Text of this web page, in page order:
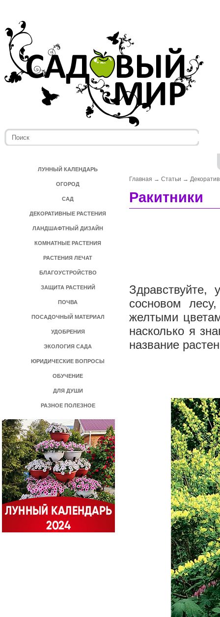
ЛУННЫЙ КАЛЕНДАРЬ
ОГОРОД
САД
ДЕКОРАТИВНЫЕ РАСТЕНИЯ
ЛАНДШАФТНЫЙ ДИЗАЙН
КОМНАТНЫЕ РАСТЕНИЯ
РАСТЕНИЯ ЛЕЧАТ
БЛАГОУСТРОЙСТВО
ЗАЩИТА РАСТЕНИЙ
ПОЧВА
ПОСАДОЧНЫЙ МАТЕРИАЛ
УДОБРЕНИЯ
ЭКОЛОГИЯ САДА
ЮРИДИЧЕСКИЕ ВОПРОСЫ
ОБУЧЕНИЕ
ДЛЯ ДУШИ
РАЗНОЕ ПОЛЕЗНОЕ
Главная → Статьи →
Ракитники
сосновом
желтыми
насколько я
название